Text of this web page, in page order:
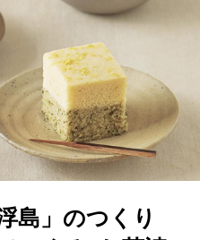
島」のつくり